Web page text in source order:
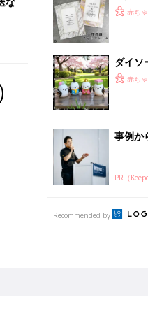
離乳食はいつから？進
授乳の悩みや初め
子育てとお金
妊娠・出産・育児
金・助成金を解説